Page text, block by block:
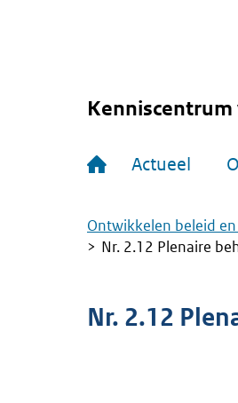
Actueel
Kruimelpad
Ontwikkelen beleid
Nr. 2.12 Plenaire
Nr. 2.12